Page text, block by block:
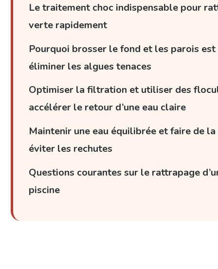
Le traitement choc indispensable pour
verte rapidement
Pourquoi brosser le fond et les parois
éliminer les algues tenaces
Optimiser la filtration et utiliser des
accélérer le retour d’une eau claire
Maintenir une eau équilibrée et faire de
éviter les rechutes
Questions courantes sur le rattrapage
piscine